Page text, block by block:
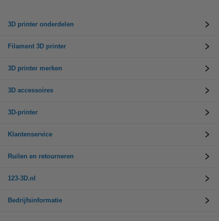
3D printer onderdelen
Filament 3D printer
3D printer merken
3D accessoires
3D-printer
Klantenservice
Ruilen en retourneren
123-3D.nl
Bedrijfsinformatie